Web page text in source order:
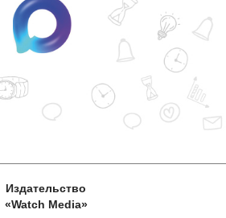
Издательство
«Watch Media»